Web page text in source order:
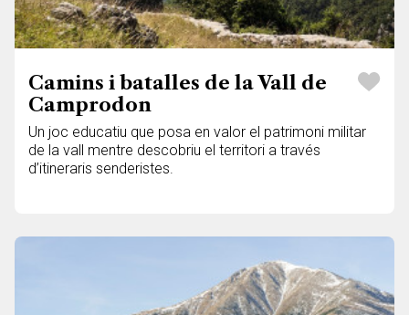
Camins i batalles de la Vall de
Camprodon
Un joc educatiu que posa en valor el patrimoni militar
de la vall mentre descobriu el territori a través
d’itineraris senderistes.